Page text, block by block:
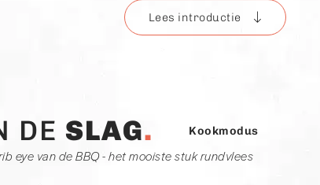
Lees introductie
DESLAG Kookmodus
eye van de BBQ - het mooiste stuk rundvlees